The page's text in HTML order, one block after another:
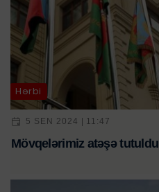
Hərbi
5 SEN 2024 | 11:47
Mövqelərimiz atəşə tutuldu